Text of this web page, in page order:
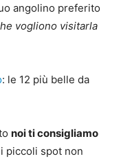
angolino preferito
vogliono visitarla
: le 12 più belle da
noi ti consigliamo
piccoli spot non